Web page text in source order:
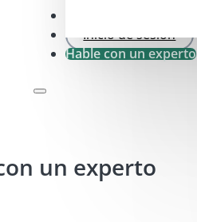
Inicio de sesión
Hable con un experto
un experto